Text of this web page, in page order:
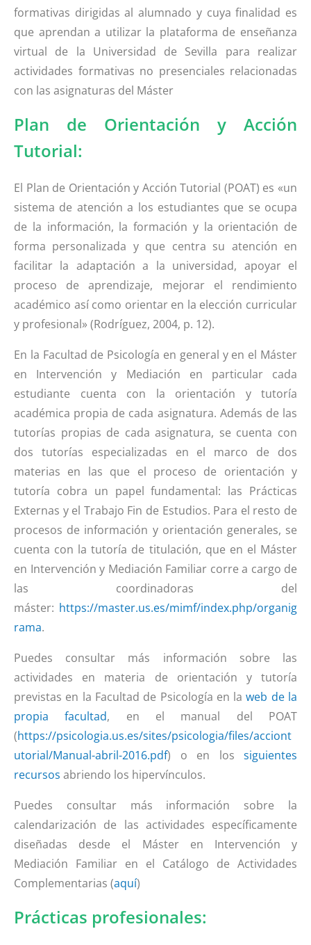
formativas dirigidas al alumnado y cuya finalidad es
que aprendan a utilizar la plataforma de enseñanza
virtual de la Universidad de Sevilla para realizar
actividades formativas no presenciales relacionadas
con las asignaturas del Máster
Plan de Orientación y Acción
Tutorial:
El Plan de Orientación y Acción Tutorial (POAT) es «un
sistema de atención a los estudiantes que se ocupa
de la información, la formación y la orientación de
forma personalizada y que centra su atención en
facilitar la adaptación a la universidad, apoyar el
proceso de aprendizaje, mejorar el rendimiento
académico así como orientar en la elección curricular
y profesional» (Rodríguez, 2004, p. 12).
En la Facultad de Psicología en general y en el Máster
en Intervención y Mediación en particular cada
estudiante cuenta con la orientación y tutoría
académica propia de cada asignatura. Además de las
tutorías propias de cada asignatura, se cuenta con
dos tutorías especializadas en el marco de dos
materias en las que el proceso de orientación y
tutoría cobra un papel fundamental: las Prácticas
Externas y el Trabajo Fin de Estudios. Para el resto de
procesos de información y orientación generales, se
cuenta con la tutoría de titulación, que en el Máster
en Intervención y Mediación Familiar corre a cargo de
las coordinadoras del
máster: https://master.us.es/mimf/index.php/organig
rama.
Puedes consultar más información sobre las
actividades en materia de orientación y tutoría
previstas en la Facultad de Psicología en la web de la
propia facultad, en el manual del POAT
(https://psicologia.us.es/sites/psicologia/files/acciont
utorial/Manual-abril-2016.pdf) o en los siguientes
recursos abriendo los hipervínculos.
Puedes consultar más información sobre la
calendarización de las actividades específicamente
diseñadas desde el Máster en Intervención y
Mediación Familiar en el Catálogo de Actividades
Complementarias (aquí)
Prácticas profesionales: